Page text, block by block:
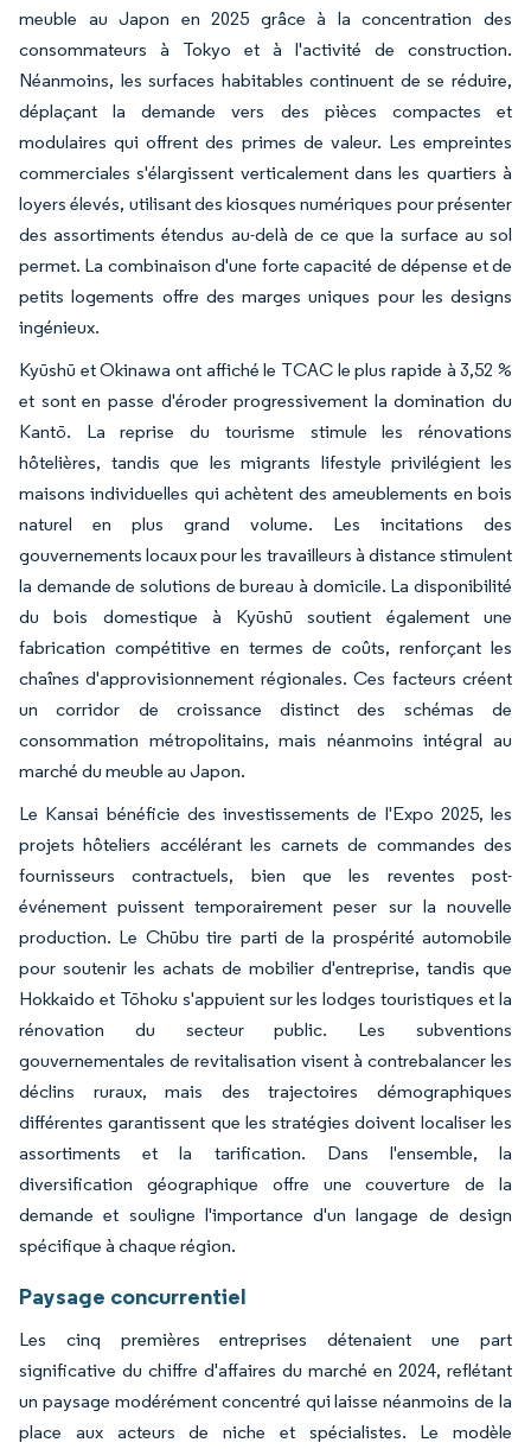
meuble au Japon en 2025 grâce à la concentration des
consommateurs à Tokyo et à l'activité de construction.
Néanmoins, les surfaces habitables continuent de se réduire,
déplaçant la demande vers des pièces compactes et
modulaires qui offrent des primes de valeur. Les empreintes
commerciales s'élargissent verticalement dans les quartiers à
loyers élevés, utilisant des kiosques numériques pour présenter
des assortiments étendus au-delà de ce que la surface au sol
permet. La combinaison d'une forte capacité de dépense et de
petits logements offre des marges uniques pour les designs
ingénieux.
Kyūshū et Okinawa ont affiché le TCAC le plus rapide à 3,52 %
et sont en passe d'éroder progressivement la domination du
Kantō. La reprise du tourisme stimule les rénovations
hôtelières, tandis que les migrants lifestyle privilégient les
maisons individuelles qui achètent des ameublements en bois
naturel en plus grand volume. Les incitations des
gouvernements locaux pour les travailleurs à distance stimulent
la demande de solutions de bureau à domicile. La disponibilité
du bois domestique à Kyūshū soutient également une
fabrication compétitive en termes de coûts, renforçant les
chaînes d'approvisionnement régionales. Ces facteurs créent
un corridor de croissance distinct des schémas de
consommation métropolitains, mais néanmoins intégral au
marché du meuble au Japon.
Le Kansai bénéficie des investissements de l'Expo 2025, les
projets hôteliers accélérant les carnets de commandes des
fournisseurs contractuels, bien que les reventes post-
événement puissent temporairement peser sur la nouvelle
production. Le Chūbu tire parti de la prospérité automobile
pour soutenir les achats de mobilier d'entreprise, tandis que
Hokkaido et Tōhoku s'appuient sur les lodges touristiques et la
rénovation du secteur public. Les subventions
gouvernementales de revitalisation visent à contrebalancer les
déclins ruraux, mais des trajectoires démographiques
différentes garantissent que les stratégies doivent localiser les
assortiments et la tarification. Dans l'ensemble, la
diversification géographique offre une couverture de la
demande et souligne l'importance d'un langage de design
spécifique à chaque région.
Paysage concurrentiel
Les cinq premières entreprises détenaient une part
significative du chiffre d'affaires du marché en 2024, reflétant
un paysage modérément concentré qui laisse néanmoins de la
place aux acteurs de niche et spécialistes. Le modèle